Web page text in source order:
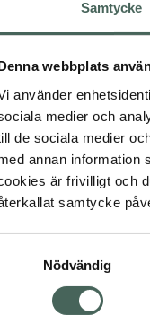
Samtycke
webbplats
använder
medier och
de sociala medier
annan information
är frivilligt och
samtycke
Nödvändig
bipacksedeln innan
FASS